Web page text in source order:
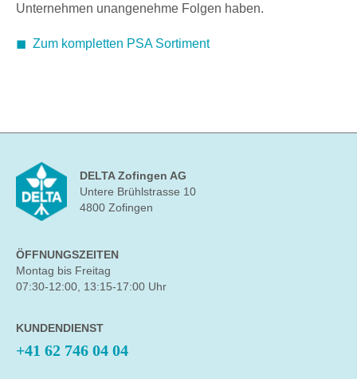
Unternehmen unangenehme Folgen haben.
◼ Zum kompletten PSA Sortiment
DELTA Zofingen AG
Untere Brühlstrasse 10
4800 Zofingen
ÖFFNUNGSZEITEN
Montag bis Freitag
07:30-12:00, 13:15-17:00 Uhr
KUNDENDIENST
+41 62 746 04 04